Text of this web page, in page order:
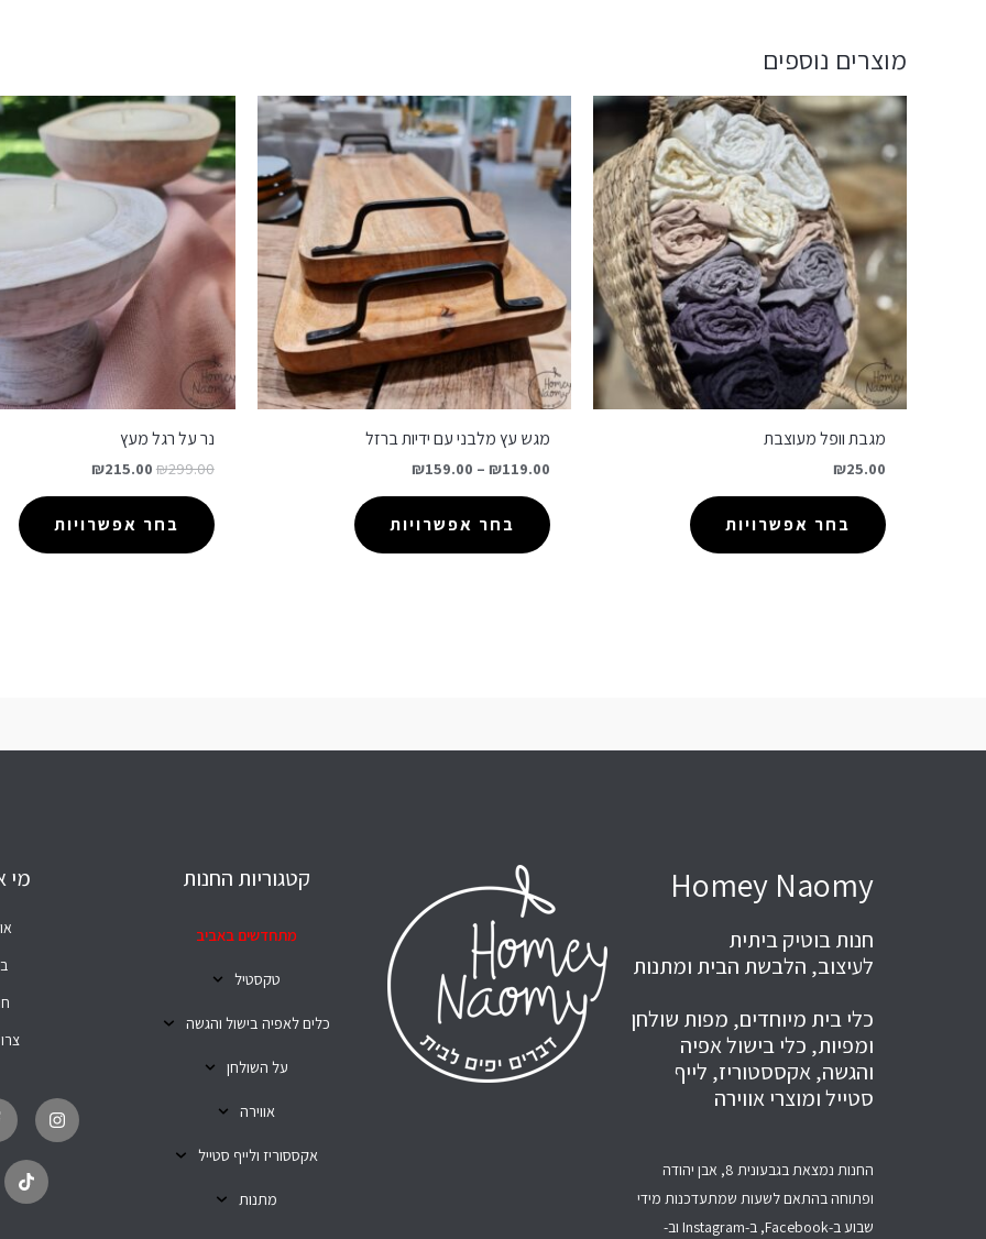
מוצרים נוספים
מגבת וופל מעוצבת
₪25.00
בחר אפשרויות
מגש עץ מלבני עם ידיות ברזל
₪119.00
–
₪159.00
בחר אפשרויות
נר על רגל מעץ
₪299.00
₪215.00
בחר אפשרויות
Homey Naomy
חנות בוטיק ביתית
לעיצוב, הלבשת הבית ומתנות
כלי בית מיוחדים, מפות שולחן
ומפיות, כלי בישול אפיה
והגשה, אקססטוריז, לייף
סטייל ומוצרי אווירה
החנות נמצאת בגבעונית 8, אבן יהודה
ופתוחה בהתאם לשעות שמתעדכנות מידי
שבוע ב-Facebook, ב-Instagram וב-
קטגוריות החנות
מתחדשים באביב
טקסטיל
כלים לאפיה בישול והגשה
על השולחן
אווירה
אקססוריז ולייף סטייל
מתנות
מי
n
s
t
k